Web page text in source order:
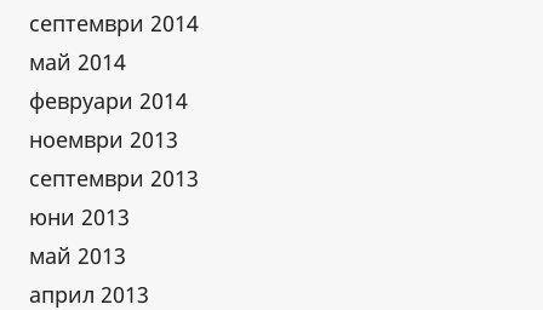
септември 2014
май 2014
февруари 2014
ноември 2013
септември 2013
юни 2013
май 2013
април 2013